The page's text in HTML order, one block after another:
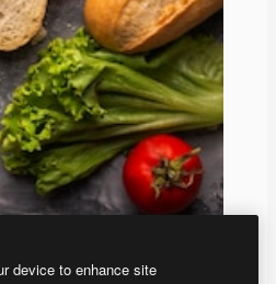
device to enhance site